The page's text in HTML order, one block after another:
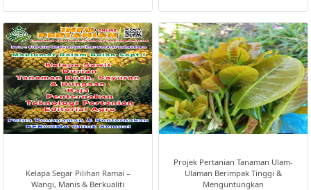
Kelapa Segar Pilihan Ramai –
Wangi, Manis & Berkualiti
Projek Pertanian Tanaman Ulam-
Ulaman Berimpak Tinggi &
Menguntungkan